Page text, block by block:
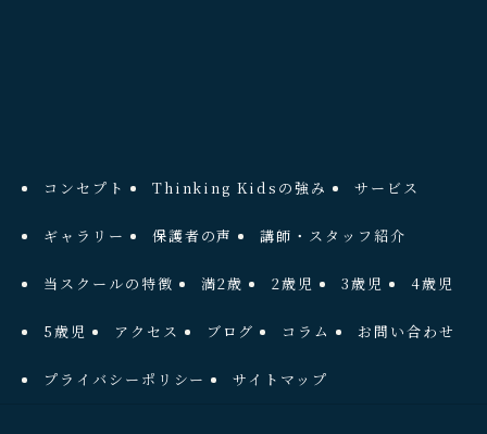
コンセプト Thinking Kidsの強み サービス
ギャラリー 保護者の声 講師・スタッフ紹介
当スクールの特徴 満2歳 2歳児 3歳児 4歳児
5歳児 アクセス ブログ コラム お問い合わせ
プライバシーポリシー サイトマップ